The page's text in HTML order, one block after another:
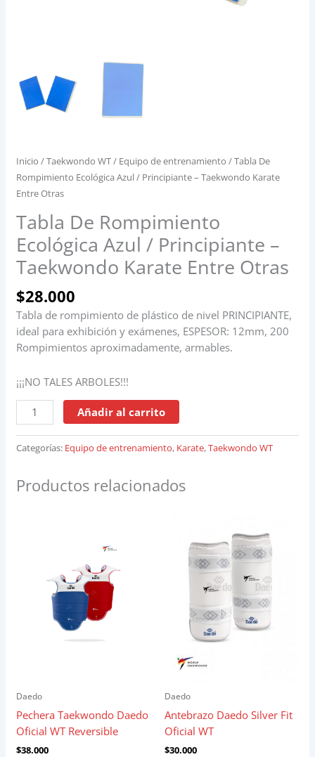
Inicio /Taekwondo WT/ Equipo de entrenamiento / Tabla De
Rompimiento Ecológica Azul / Principiante – Taekwondo Karate
Entre Otras
Tabla De Rompimiento
Ecológica Azul / Principiante –
Taekwondo Karate Entre Otras
$28.000
Tabla de rompimiento de plástico de nivel PRINCIPIANTE,
ideal para exhibición y exámenes, ESPESOR: 12mm, 200
Rompimientos aproximadamente, armables.
¡¡¡NO TALES ARBOLES!!!
Añadir al carrito
Categorías: Equipo de entrenamiento, Karate,Taekwondo WT
Productos relacionados
Daedo
Pechera Taekwondo Daedo
Oficial WT Reversible
$38.000
Daedo
Antebrazo Daedo Silver Fit
Oficial WT
$30.000